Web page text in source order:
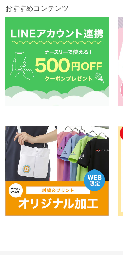
おすすめコンテンツ